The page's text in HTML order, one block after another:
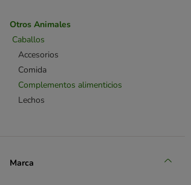
Otros Animales
Caballos
Accesorios
Comida
Complementos alimenticios
Lechos
Marca